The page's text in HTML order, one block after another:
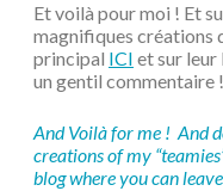
Et voilà pour moi ! Et
magnifiques créations
principal ICI et sur leur
un gentil commentaire !
And Voilà for me ! And
creations of my
blog where you can